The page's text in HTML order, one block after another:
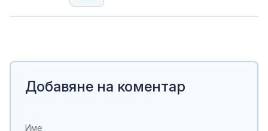
Добавяне на коментар